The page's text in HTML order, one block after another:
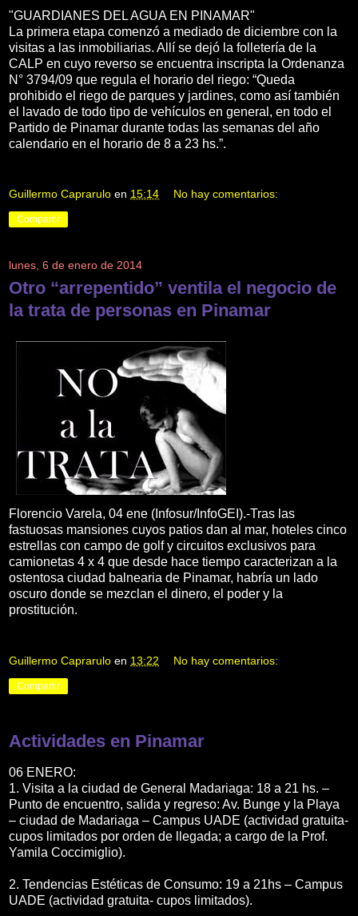
"GUARDIANES DEL AGUA EN PINAMAR"
La primera etapa comenzó a mediado de diciembre con la
visitas a las inmobiliarias. Allí se dejó la folletería de la
CALP en cuyo reverso se encuentra inscripta la Ordenanza
N° 3794/09 que regula el horario del riego: “Queda
prohibido el riego de parques y jardines, como así también
el lavado de todo tipo de vehículos en general, en todo el
Partido de Pinamar durante todas las semanas del año
calendario en el horario de 8 a 23 hs.”.
Guillermo Caprarulo en 15:14 No hay comentarios:
Compartir
lunes, 6 de enero de 2014
Otro “arrepentido” ventila el negocio de
la trata de personas en Pinamar
Florencio Varela, 04 ene (Infosur/InfoGEI).-Tras las
fastuosas mansiones cuyos patios dan al mar, hoteles cinco
estrellas con campo de golf y circuitos exclusivos para
camionetas 4 x 4 que desde hace tiempo caracterizan a la
ostentosa ciudad balnearia de Pinamar, habría un lado
oscuro donde se mezclan el dinero, el poder y la
prostitución.
Guillermo Caprarulo en 13:22 No hay comentarios:
Compartir
Actividades en Pinamar
06 ENERO:
1. Visita a la ciudad de General Madariaga: 18 a 21 hs. –
Punto de encuentro, salida y regreso: Av. Bunge y la Playa
– ciudad de Madariaga – Campus UADE (actividad gratuita-
cupos limitados por orden de llegada; a cargo de la Prof.
Yamila Coccimiglio).
2. Tendencias Estéticas de Consumo: 19 a 21hs – Campus
UADE (actividad gratuita- cupos limitados).